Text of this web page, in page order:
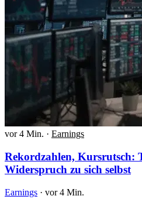
vor 4 Min. · Earnings
Rekordzahlen, Kursrutsch:
Widerspruch zu sich selbst
Earnings · vor 4 Min.